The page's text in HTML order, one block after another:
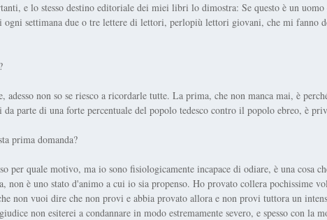
e lo stesso destino editoriale dei miei libri lo dimostra: Se questo è un
ogni settimana due o tre lettere di lettori, perlopiù lettori giovani, che mi fanno
adesso non so se riesco a ricordarle tutte. La prima, che non manca mai, è
da parte di una forte percentuale del popolo tedesco contro il popolo ebreo, è
prima domanda?
per quale motivo, ma io sono fisiologicamente incapace di odiare, è una cosa
non è uno stato d'animo a cui io sia propenso. Ho provato collera pochissime
non vuoi dire che non provi e abbia provato allora e non provi tuttora un
non esiterei a condannare in modo estremamente severo, e spesso con la